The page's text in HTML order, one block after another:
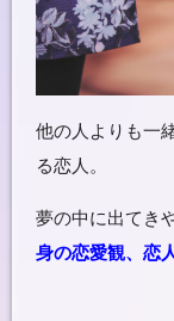
他の人よりも一
る恋人。
夢の中に出てき
身の恋愛観、恋